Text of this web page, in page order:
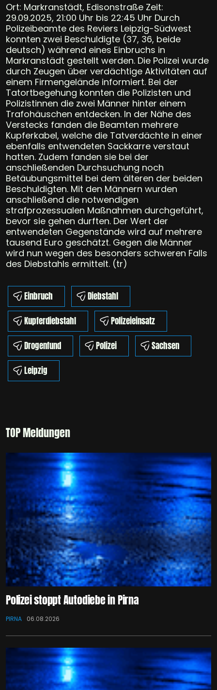
Ort: Markranstädt, Edisonstraße Zeit:
29.09.2025, 21:00 Uhr bis 22:45 Uhr Durch
Polizeibeamte des Reviers Leipzig-Südwest
konnten zwei Beschuldigte (37, 36, beide
deutsch) während eines Einbruchs in
Markranstädt gestellt werden. Die Polizei wurde
durch Zeugen über verdächtige Aktivitäten auf
einem Firmengelände informiert. Bei der
Tatortbegehung konnten die Polizisten und
Polizistinnen die zwei Männer hinter einem
Trafohäuschen entdecken. In der Nähe des
Verstecks fanden die Beamten mehrere
Kupferkabel, welche die Tatverdächte in einer
ebenfalls entwendeten Sackkarre verstaut
hatten. Zudem fanden sie bei der
anschließenden Durchsuchung noch
Betäubungsmittel bei dem älteren der beiden
Beschuldigten. Mit den Männern wurden
anschließend die notwendigen
strafprozessualen Maßnahmen durchgeführt,
bevor sie gehen durften. Der Wert der
entwendeten Gegenstände wird auf mehrere
tausend Euro geschätzt. Gegen die Männer
wird nun wegen des besonders schweren Falls
des Diebstahls ermittelt. (tr)
Einbruch
Diebstahl
Kupferdiebstahl
Polizeieinsatz
Drogenfund
Polizei
Sachsen
Leipzig
TOP Meldungen
Polizei stoppt Autodiebe in Pirna
PIRNA 06.08.2026